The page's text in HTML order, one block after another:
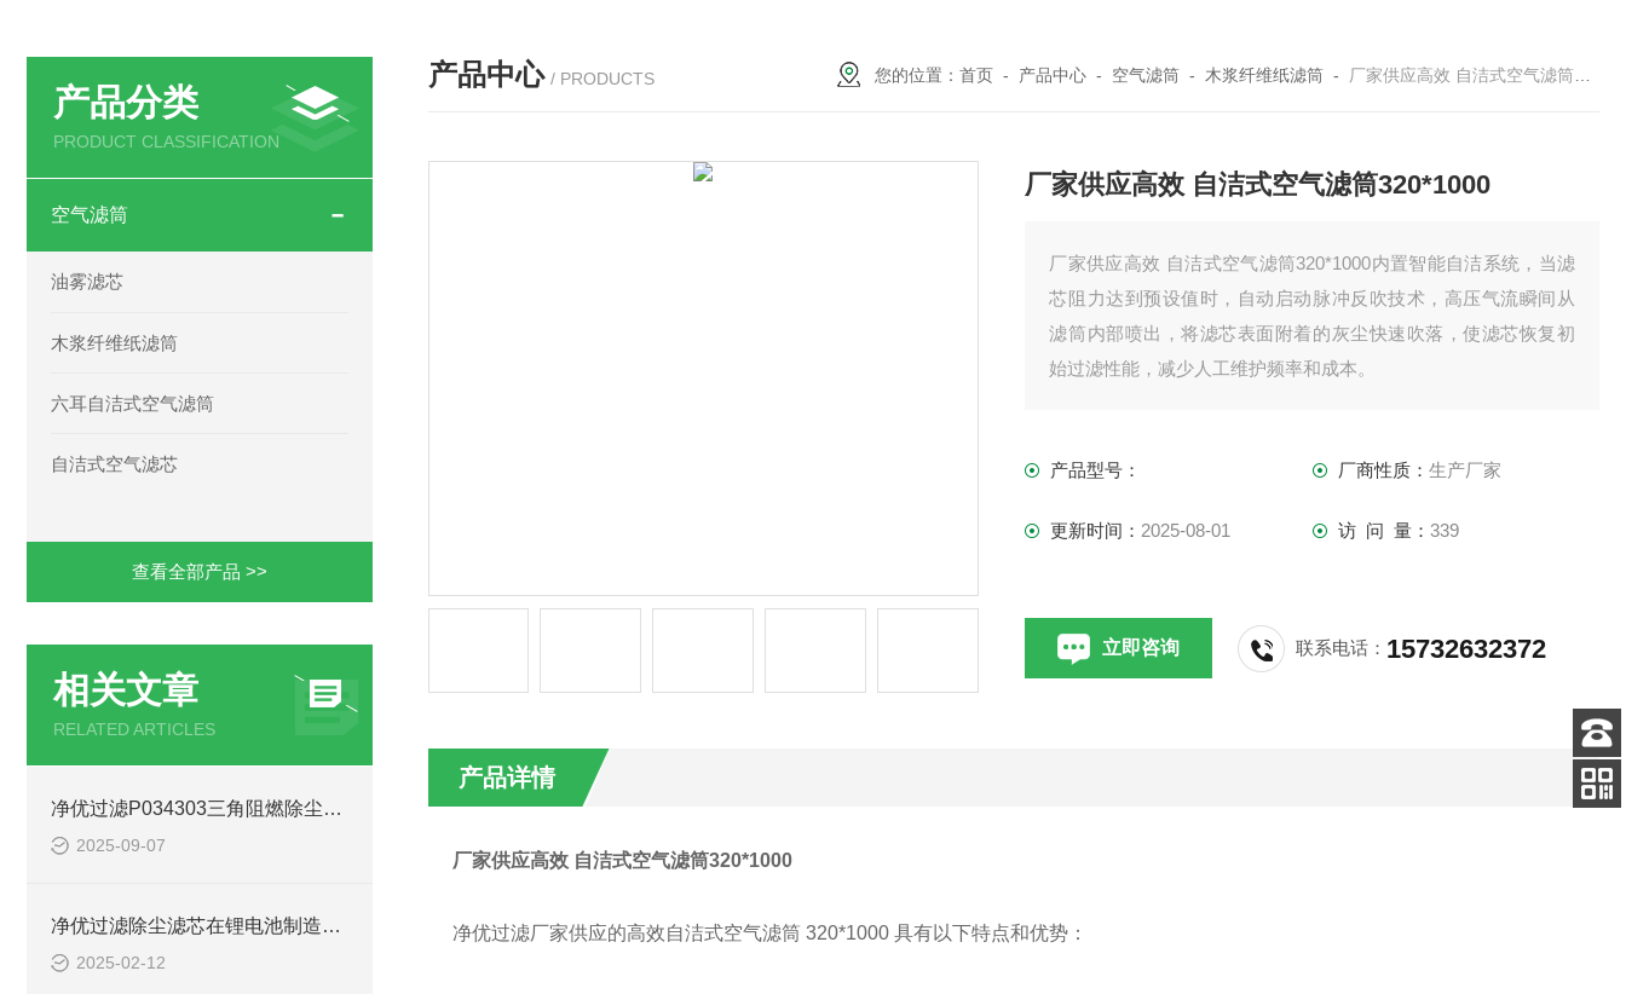
产品分类
PRODUCT CLASSIFICATION
空气滤筒
油雾滤芯
木浆纤维纸滤筒
六耳自洁式空气滤筒
自洁式空气滤芯
查看全部产品 >>
相关文章
RELATED ARTICLES
净优过滤P034303三角阻燃除尘滤筒处理风量
2025-09-07
净优过滤除尘滤芯在锂电池制造中的关键作用
2025-02-12
产品中心 / PRODUCTS 您的位置：首页 - 产品中心 - 空气滤筒 - 木浆纤维纸滤筒 - 厂家供应高效 自洁式空气滤筒320*1000
厂家供应高效 自洁式空气滤筒320*1000
厂家供应高效 自洁式空气滤筒320*1000内置智能自洁系统，当滤
芯阻力达到预设值时，自动启动脉冲反吹技术，高压气流瞬间从
滤筒内部喷出，将滤芯表面附着的灰尘快速吹落，使滤芯恢复初
始过滤性能，减少人工维护频率和成本。
产品型号： 厂商性质： 生产厂家
更新时间： 2025-08-01 访 问 量： 339
立即咨询 联系电话： 15732632372
产品详情
厂家供应高效 自洁式空气滤筒320*1000
净优过滤厂家供应的高效自洁式空气滤筒 320*1000 具有以下特点和优势：
客服
电话